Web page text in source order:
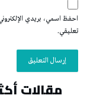
احفظ اسمي، بريدي الإلكتروني،
تعليقي.
مقالات